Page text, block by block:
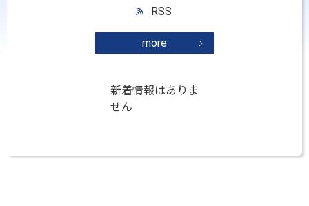
RSS
more
新着情報はありま
せん